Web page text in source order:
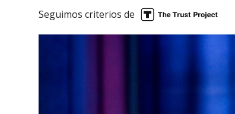
Seguimos criterios de